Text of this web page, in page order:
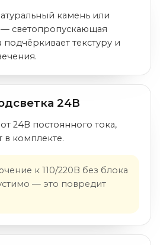
камень или
светопропускающая
текстуру и
24В
24В постоянного тока,
в комплекте.
к 110/220В без блока
— это повредит